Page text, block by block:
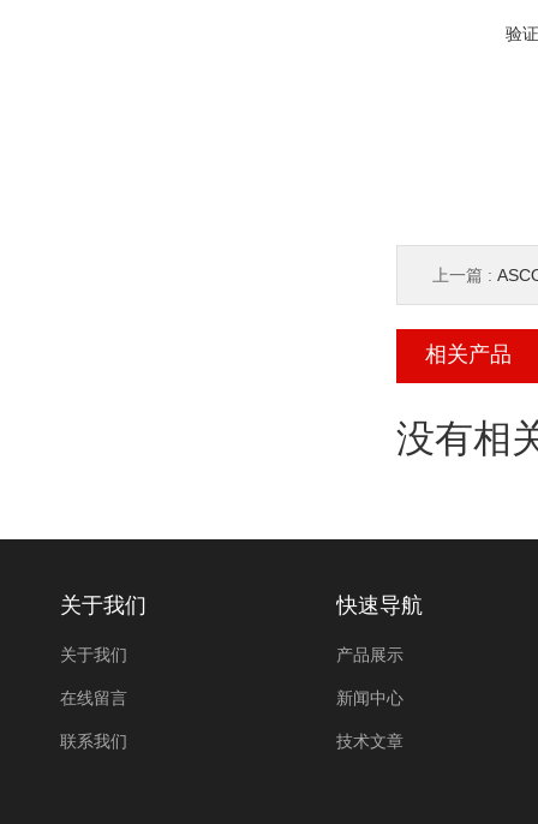
验
上一篇 :
相关产品
没有相
关于我们
关于我们
在线留言
联系我们
快速导航
产品展示
新闻中心
技术文章